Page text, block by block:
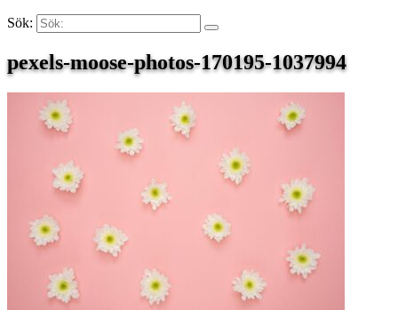
Sök:
Search
pexels-moose-photos-170195-1037994